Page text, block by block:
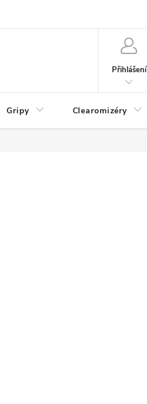
Přihlášení
Gripy Clearomizéry